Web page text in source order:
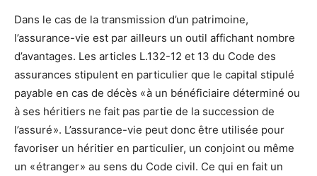
Dans le cas de la transmission d’un patrimoine,
l’assurance-vie est par ailleurs un outil affichant nombre
d’avantages. Les articles L.132-12 et 13 du Code des
assurances stipulent en particulier que le capital stipulé
payable en cas de décès « à un bénéficiaire déterminé ou
à ses héritiers ne fait pas partie de la succession de
l’assuré ». L’assurance-vie peut donc être utilisée pour
favoriser un héritier en particulier, un conjoint ou même
un « étranger » au sens du Code civil. Ce qui en fait un